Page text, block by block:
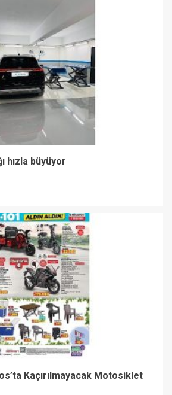
hızla büyüyor
Kaçırılmayacak Motosiklet